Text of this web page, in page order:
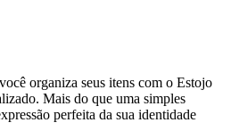
organiza seus itens com o Estojo
Mais do que uma simples
perfeita da sua identidade